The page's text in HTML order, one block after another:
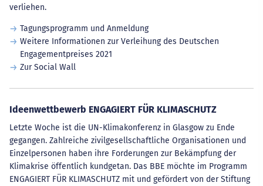
verliehen.
Tagungsprogramm und Anmeldung
Weitere Informationen zur Verleihung des Deutschen
Engagementpreises 2021
Zur Social Wall
Ideenwettbewerb ENGAGIERT FÜR KLIMASCHUTZ
Letzte Woche ist die UN-Klimakonferenz in Glasgow zu Ende
gegangen. Zahlreiche zivilgesellschaftliche Organisationen und
Einzelpersonen haben ihre Forderungen zur Bekämpfung der
Klimakrise öffentlich kundgetan. Das BBE möchte im Programm
ENGAGIERT FÜR KLIMASCHUTZ mit und gefördert von der Stiftung